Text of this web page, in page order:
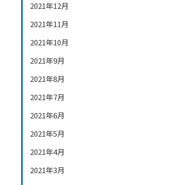
2021年12月
2021年11月
2021年10月
2021年9月
2021年8月
2021年7月
2021年6月
2021年5月
2021年4月
2021年3月